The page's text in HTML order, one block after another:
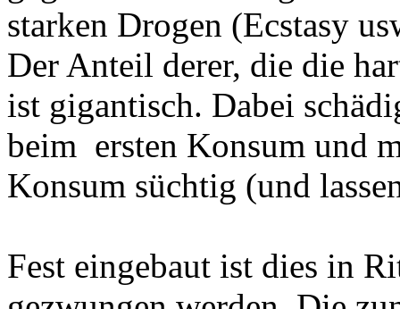
starken Drogen (Ecstasy
Der Anteil derer, die die
ist gigantisch. Dabei
beim ersten Konsum und
Konsum süchtig (und
Fest eingebaut ist dies in